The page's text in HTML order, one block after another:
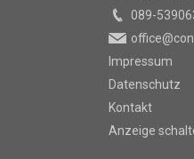
089-
Impressum
Datenschutz
Kontakt
Anzeige